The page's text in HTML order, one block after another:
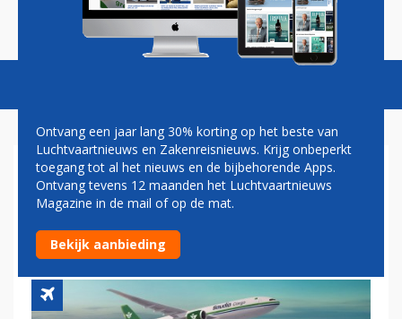
Magazine Podcasts Vacatures
SAUDI ARABIAN AIRLINES
BREIDT VRACHTVLOOT UIT
DOOR ORDER BIJ BOEING
Ontvang een jaar lang 30% korting op het beste van
Luchtvaartnieuws en Zakenreisnieuws. Krijg onbeperkt
toegang tot al het nieuws en de bijbehorende Apps.
Ontvang tevens 12 maanden het Luchtvaartnieuws
Magazine in de mail of op de mat.
Bekijk aanbieding